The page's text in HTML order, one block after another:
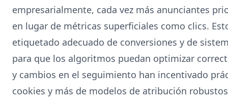
empresarialmente, cada vez más anunciantes
en lugar de métricas superficiales como clics.
etiquetado adecuado de conversiones y de
para que los algoritmos puedan optimizar
y cambios en el seguimiento han incentivado
cookies y más de modelos de atribución